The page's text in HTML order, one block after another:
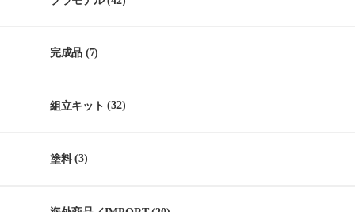
完成品 (7)
組立キット (32)
塗料(3)